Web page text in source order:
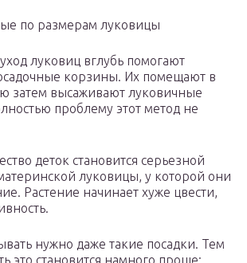
по размерам луковицы
луковиц вглубь помогают
корзины. Их помещают в
затем высаживают луковичные
проблему этот метод не
деток становится серьезной
луковицы, у которой они
Растение начинает хуже цвести,
нужно даже такие посадки. Тем
это становится намного проще: